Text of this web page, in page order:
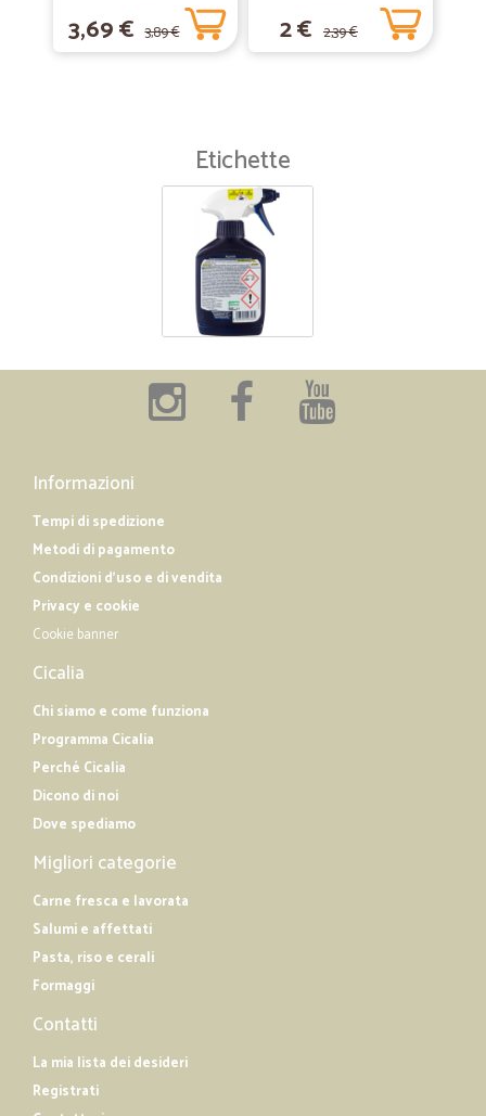
3,69 € 3,89 € 2 € 2,39 €
Etichette
Informazioni
Tempi di spedizione
Metodi di pagamento
Condizioni d'uso e di vendita
Privacy e cookie
Cookie banner
Cicalia
Chi siamo e come funziona
Programma Cicalia
Perché Cicalia
Dicono di noi
Dove spediamo
Migliori categorie
Carne fresca e lavorata
Salumi e affettati
Pasta, riso e cerali
Formaggi
Contatti
La mia lista dei desideri
Registrati